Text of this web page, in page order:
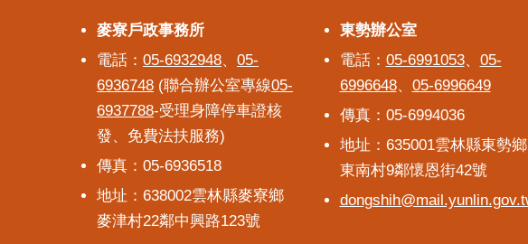
麥寮戶政事務所
麥寮戶政事務所
電話： 05-6932948、 05-
6936748 (聯合辦公室專線05-
6937788-受理身障停車證核
發、免費法扶服務)
傳真：05-6936518
地址：638002雲林縣麥寮鄉
麥津村22鄰中興路123號
東勢辦公室
東勢辦公室
電話： 05-6991053、 05-
6996648、 05-6996649
傳真：05-6994036
地址：635001雲林縣東勢鄉
東南村9鄰懷恩街42號